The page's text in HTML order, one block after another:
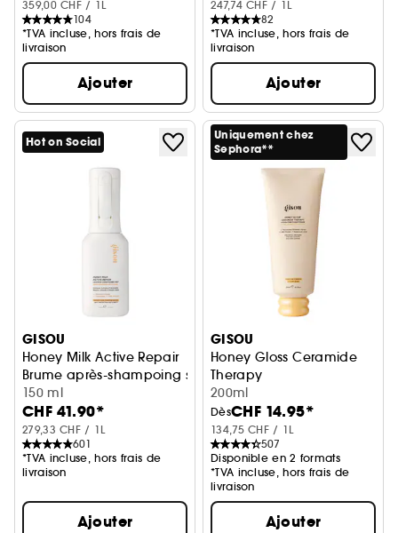
359,00 CHF / 1L
104
*TVA incluse, hors frais de
livraison
Ajouter
247,74 CHF / 1L
82
*TVA incluse, hors frais de
livraison
Ajouter
Hot on Social
GISOU
Honey Milk Active Repair
Brume après-shampoing sans rinçage réparatrice
150 ml
CHF 41.90*
279,33 CHF / 1L
601
*TVA incluse, hors frais de
livraison
Ajouter
Uniquement chez
Sephora**
GISOU
Honey Gloss Ceramide
Therapy
Après-shampooing
200ml
DèsCHF 14.95*
134,75 CHF / 1L
507
Disponible en 2 formats
*TVA incluse, hors frais de
livraison
Ajouter